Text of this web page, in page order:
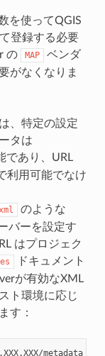
を使ってQGIS
登録する必要
の
MAP
ベンダ
がなくなりま
、特定の設定
タは
であり、URL
利用可能でなけ
のような
バーを設定す
はプロジェク
ドキュメント
が有効なXML
ト環境に応じ
す：
http://XXX.XXX.XXX.XXX/metadata